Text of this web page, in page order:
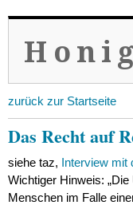
zurück zur Startseite
Das Recht auf
siehe taz, Interview mit
Wichtiger Hinweis:
Menschen im Falle